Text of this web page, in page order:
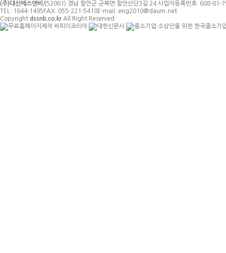
(주)대신에스앤비 |(52061) 경남 함안군 군북면 함안산단3길 24사업자등록번호: 608-81-
TEL: 1644-1495 FAX: 055-221-5418E-mail: eng2010@daum.net
Copyright dssnb.co.kr All Right Reserved